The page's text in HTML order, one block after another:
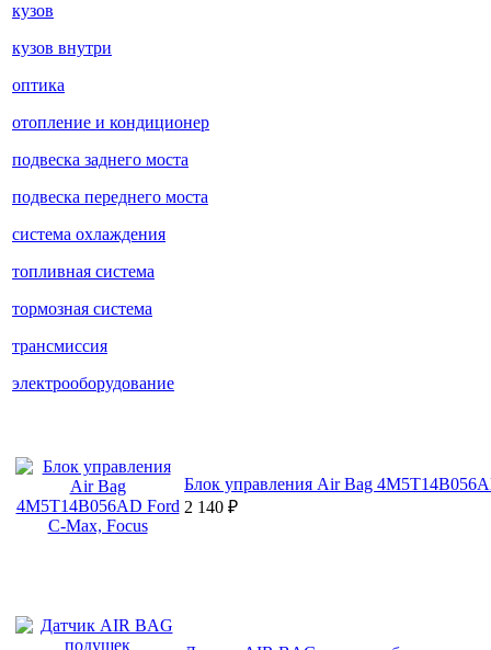
кузов
кузов внутри
оптика
отопление и кондиционер
подвеска заднего моста
подвеска переднего моста
система охлаждения
топливная система
тормозная система
трансмиссия
электрооборудование
Блок управления Air Bag
2 140 ₽